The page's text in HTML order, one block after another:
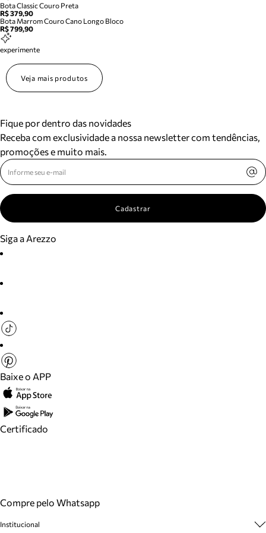
Bota Classic Couro Preta
R$ 379,90
Bota Marrom Couro Cano Longo Bloco
R$ 799,90
experimente
Veja mais produtos
Fique por dentro das novidades
Receba com exclusividade a nossa newsletter com tendências,
promoções e muito mais.
Cadastrar
Siga a Arezzo
Baixe o APP
Certificado
Compre pelo Whatsapp
Institucional